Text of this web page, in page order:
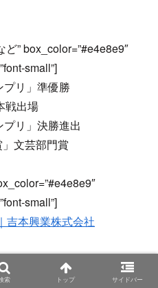
” box_color=”#e4e8e9″
small”]
リ」準優勝
戦出場
リ」決勝進出
文芸部門賞
small”]
吉本興業株式会社
索 トップ サイドバー